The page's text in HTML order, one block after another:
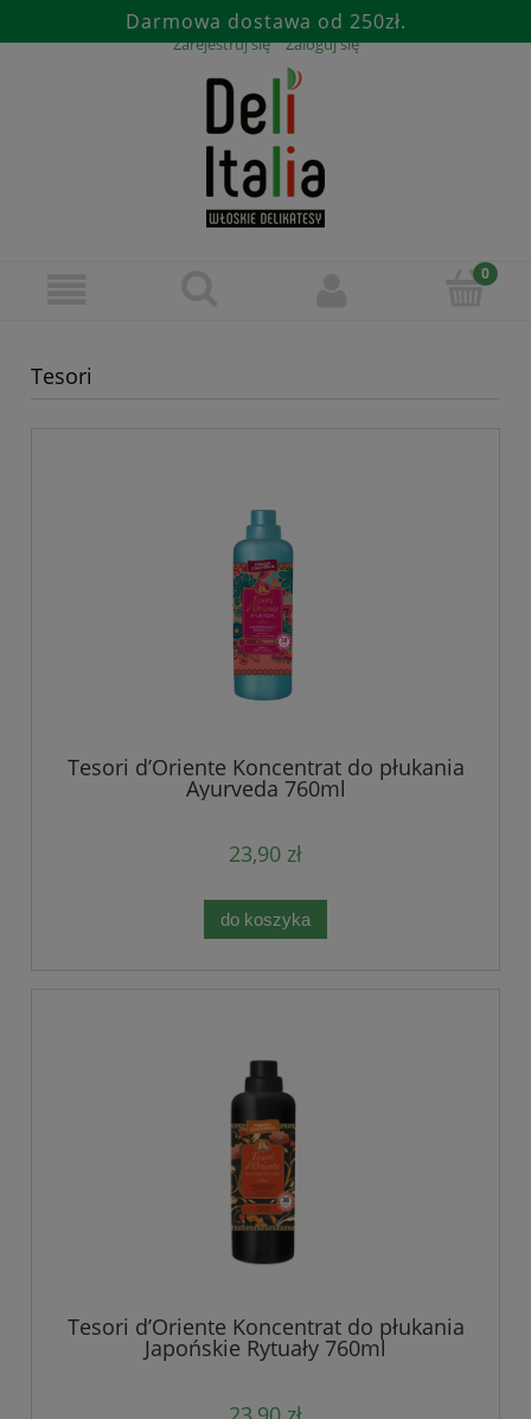
Darmowa dostawa od 250zł.
Zarejestruj się Zaloguj się
Tesori
Tesori d’Oriente Koncentrat do płukania
Ayurveda 760ml
23,90 zł
do koszyka
Tesori d’Oriente Koncentrat do płukania
Japońskie Rytuały 760ml